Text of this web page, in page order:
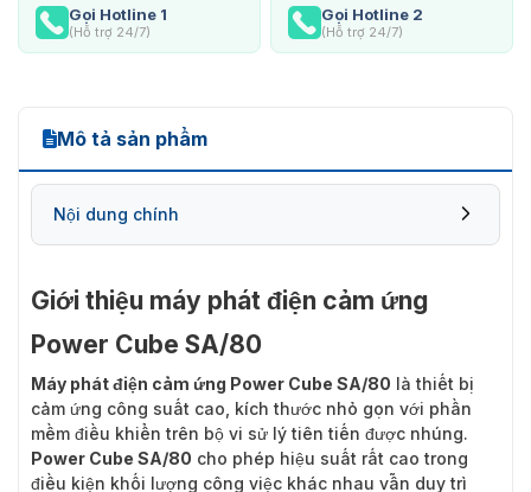
Gọi Hotline 1
(Hỗ trợ 24/7)
Gọi Hotline 2
(Hỗ trợ 24/7)
Mô tả sản phẩm
Nội dung chính
Giới thiệu máy phát điện cảm ứng
Power Cube SA/80
Máy phát điện cảm ứng Power Cube SA/80 là thiết bị
cảm ứng công suất cao, kích thước nhỏ gọn với phần
mềm điều khiển trên bộ vi sử lý tiên tiến được nhúng.
Power Cube SA/80 cho phép hiệu suất rất cao trong
điều kiện khối lượng công việc khác nhau vẫn duy trì